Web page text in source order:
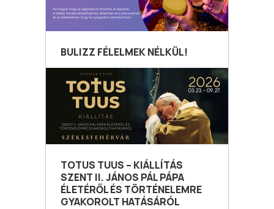
BULIZZ FÉLELMEK NÉLKÜL!
TOTUS TUUS – KIÁLLÍTÁS
SZENT II. JÁNOS PÁL PÁPA
ÉLETÉRŐL ÉS TÖRTÉNELEMRE
GYAKOROLT HATÁSÁRÓL